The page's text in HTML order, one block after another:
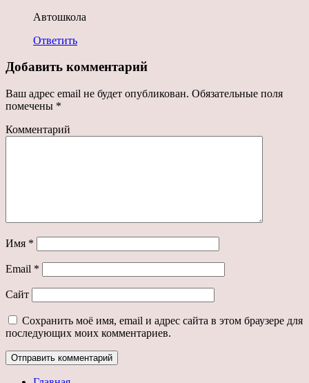
Автошкола
Ответить
Добавить комментарий
Ваш адрес email не будет опубликован. Обязательные поля
помечены *
Комментарий
Имя *
Email *
Сайт
Сохранить моё имя, email и адрес сайта в этом браузере для
последующих моих комментариев.